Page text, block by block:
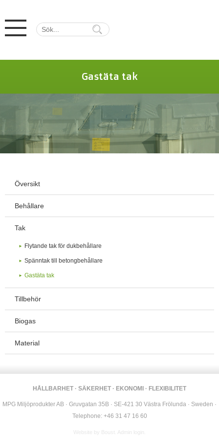
Gastäta tak
Översikt
Behållare
Tak
Flytande tak för dukbehållare
Spänntak till betongbehållare
Gastäta tak
Tillbehör
Biogas
Material
HÅLLBARHET · SÄKERHET · EKONOMI · FLEXIBILITET
MPG Miljöprodukter AB · Gruvgatan 35B · SE-421 30 Västra Frölunda · Sweden ·
Telephone: +46 31 47 16 60
Website by Boust Admin login